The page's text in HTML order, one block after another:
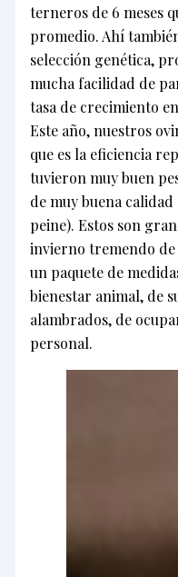
terneros de 6 meses
promedio. Ahí
selección genética,
mucha facilidad de
tasa de crecimiento
Este año, nuestros
que es la eficiencia
tuvieron muy buen
de muy buena
peine). Estos son
invierno tremendo de
un paquete de
bienestar animal, de
alambrados, de
personal.